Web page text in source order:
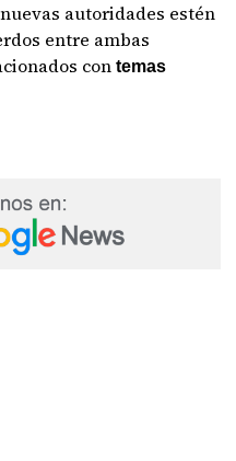
autoridades estén
entre ambas
contemas